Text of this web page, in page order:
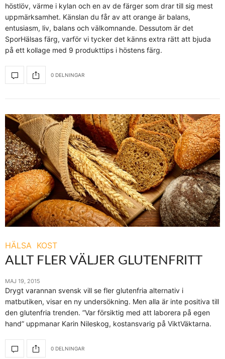
höstlöv, värme i kylan och en av de färger som drar till sig mest
uppmärksamhet. Känslan du får av att orange är balans,
entusiasm, liv, balans och välkomnande. Dessutom är det
SporHälsas färg, varför vi tycker det känns extra rätt att bjuda
på ett kollage med 9 produkttips i höstens färg.
0 DELNINGAR
HÄLSA KOST
ALLT FLER VÄLJER GLUTENFRITT
MAJ 19, 2015
Drygt varannan svensk vill se fler glutenfria alternativ i
matbutiken, visar en ny undersökning. Men alla är inte positiva till
den glutenfria trenden. ”Var försiktig med att laborera på egen
hand” uppmanar Karin Nileskog, kostansvarig på ViktVäktarna.
0 DELNINGAR